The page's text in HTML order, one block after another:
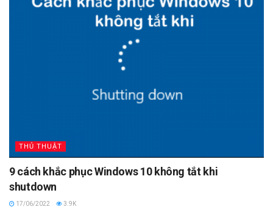
THỦ THUẬT
9 cách khắc phục Windows 10 không tắt khi
shutdown
17/06/2022 3.9K